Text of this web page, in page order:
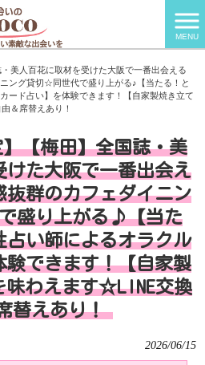
MENU
美人百花に取材を受けた大阪で一番出会える
ング貸切☆同世代で盛り上がる♪【当たる！と
ード占い】を体験できます！【自家製焼き立て
＆席替えあり！
【梅田】全国誌・美
けた大阪で一番出会え
群のカフェダイニン
盛り上がる♪【当た
占い師によるオラクル
験できます！【自家製
味わえます☆LINE交換
替えあり！
2026/06/15